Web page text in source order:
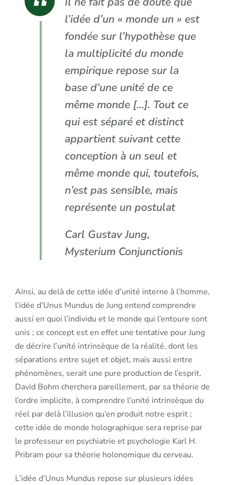
l’idée d’un « monde un » est
fondée sur l’hypothèse que
la multiplicité du monde
empirique repose sur la
base d’une unité de ce
même monde […]. Tout ce
qui est séparé et distinct
appartient suivant cette
conception à un seul et
même monde qui, toutefois,
n’est pas sensible, mais
représente un postulat
Carl Gustav Jung,
Mysterium Conjunctionis
Ainsi, au delà de cette idée d’unité interne à l’homme,
l’idée d’Unus Mundus de Jung entend comprendre
aussi en quoi l’individu et le monde qui l’entoure sont
unis ; ce concept est en effet une tentative pour Jung
de décrire l’unité intrinsèque de la réalité, dont les
séparations entre sujet et objet, mais aussi entre
phénomènes, serait une pure production de l’esprit.
David Bohm cherchera pareillement, par sa théorie de
l’ordre implicite, à comprendre l’unité intrinsèque du
réel par delà l’illusion qu’en produit notre esprit ;
cette idée de monde holographique sera reprise par
le professeur en psychiatrie et psychologie Karl H.
Pribram pour sa théorie holonomique du cerveau.
L’idée d’Unus Mundus repose sur plusieurs idées